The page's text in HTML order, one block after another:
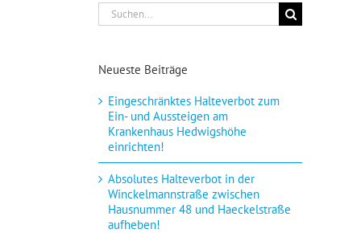
Suche
nach:
Neueste Beiträge
Eingeschränktes Halteverbot zum
Ein- und Aussteigen am
Krankenhaus Hedwigshöhe
einrichten!
Absolutes Halteverbot in der
Winckelmannstraße zwischen
Hausnummer 48 und Haeckelstraße
aufheben!